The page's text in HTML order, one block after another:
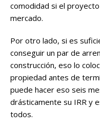
comodidad si el
mercado.
Por otro lado, si es
conseguir un par de
construcción, eso lo
propiedad antes de
puede hacer eso seis
drásticamente su IRR y
todos.